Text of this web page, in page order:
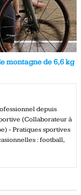
montagne de 6,6 kg
depuis
(Collaborateur à
- Pratiques sportives
: football,